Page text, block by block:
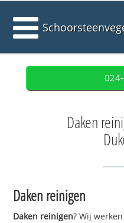
Daken
Daken reinigen
Daken reinigen? Wij